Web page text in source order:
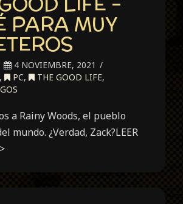
PARA MUY
4 NOVIEMBRE, 2021
, PC, THE GOOD LIFE,
a Rainy Woods, el pueblo
mundo. ¿Verdad, Zack?LEER